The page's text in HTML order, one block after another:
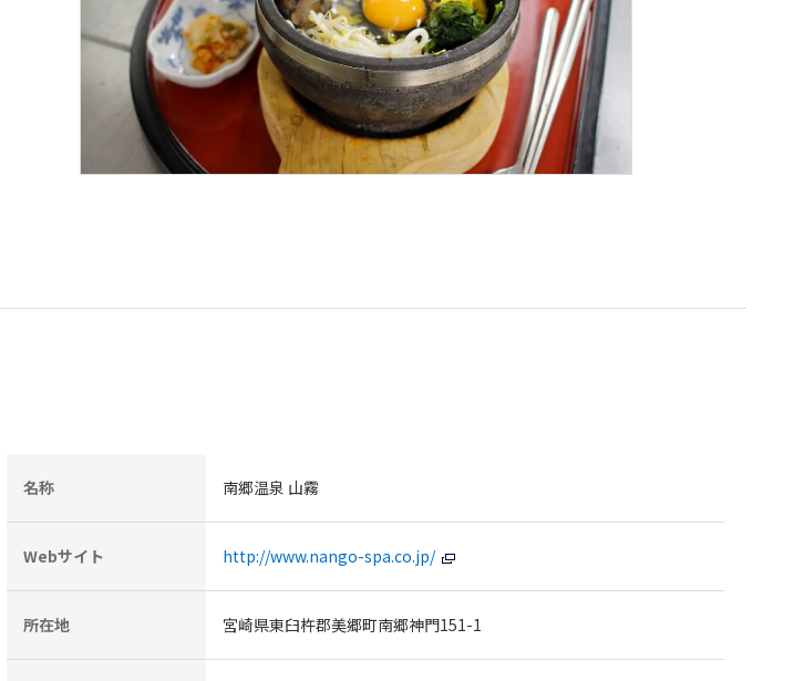
名称 南郷温泉 山霧
Webサイト http://www.nango-spa.co.jp/
所在地 宮崎県東臼杵郡美郷町南郷神門151-1